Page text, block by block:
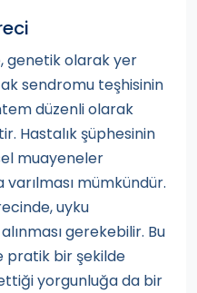
genetik olarak yer
sendromu teşhisinin
düzenli olarak
Hastalık şüphesinin
muayeneler
varılması mümkündür.
uyku
gerekebilir. Bu
pratik bir şekilde
yorgunluğa da bir